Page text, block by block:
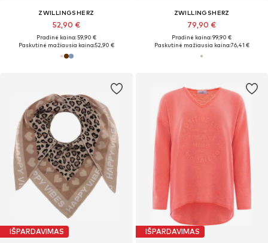
ZWILLINGSHERZ
52,90 €
Pradinė kaina: 59,90 €
Paskutinė mažiausia kaina:52,90 €
ZWILLINGSHERZ
79,90 €
Pradinė kaina: 99,90 €
Paskutinė mažiausia kaina:76,41 €
IŠPARDAVIMAS IŠPARDAVIMAS